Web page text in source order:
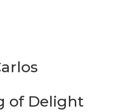
of Delight